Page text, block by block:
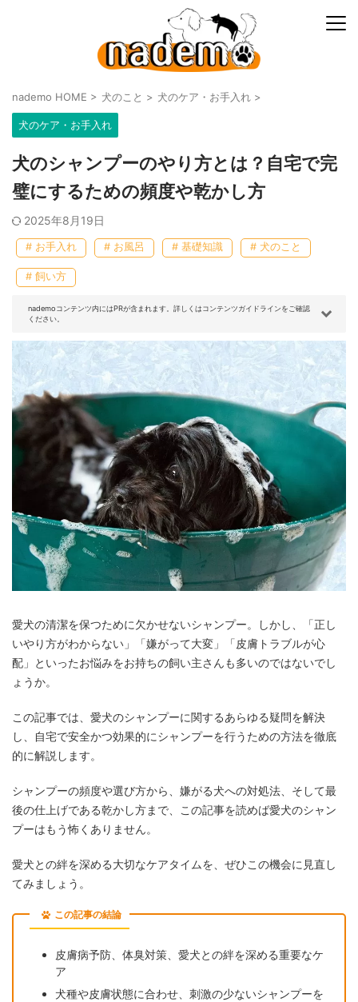
nademo HOME > 犬のこと > 犬のケア・お手入れ >
犬のケア・お手入れ
犬のシャンプーのやり方とは？自宅で完
璧にするための頻度や乾かし方
2025年8月19日
# お手入れ # お風呂 # 基礎知識 # 犬のこと
# 飼い方
nademoコンテンツ内にはPRが含まれます。詳しくはコンテンツガイドラインをご確認
ください。
愛犬の清潔を保つために欠かせないシャンプー。しかし、「正し
いやり方がわからない」「嫌がって大変」「皮膚トラブルが心
配」といったお悩みをお持ちの飼い主さんも多いのではないでし
ょうか。
この記事では、愛犬のシャンプーに関するあらゆる疑問を解決
し、自宅で安全かつ効果的にシャンプーを行うための方法を徹底
的に解説します。
シャンプーの頻度や選び方から、嫌がる犬への対処法、そして最
後の仕上げである乾かし方まで、この記事を読めば愛犬のシャン
プーはもう怖くありません。
愛犬との絆を深める大切なケアタイムを、ぜひこの機会に見直し
てみましょう。
この記事の結論
皮膚病予防、体臭対策、愛犬との絆を深める重要なケ
ア
犬種や皮膚状態に合わせ、刺激の少ないシャンプーを